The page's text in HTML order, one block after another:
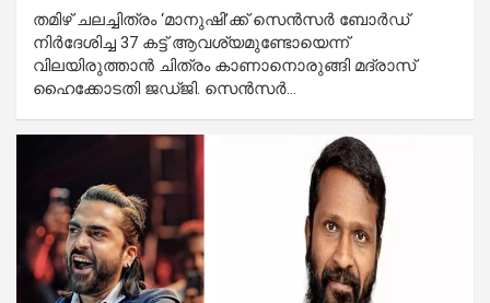
തമിഴ് ചലച്ചിത്രം ‘മാനുഷി’ക്ക് സെൻസർ ബോർഡ്
നിർദേശിച്ച 37 കട്ട്‌ ആവശ്യമുണ്ടോയെന്ന്
വിലയിരുത്താൻ ചിത്രം കാണാനൊരുങ്ങി മദ്രാസ്
ഹൈക്കോടതി ജഡ്ജി. സെൻസർ…